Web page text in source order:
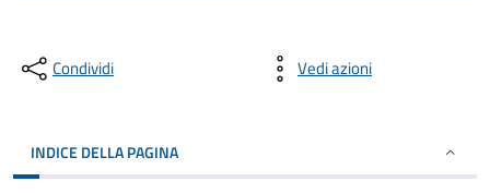
Condividi Vedi azioni
INDICE DELLA PAGINA